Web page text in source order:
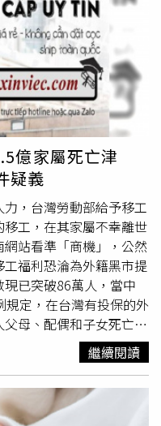
月26日淹水，車輛拋錨
通處表示，7月16日起
機車泡水受損慰助金，
高2萬元、一般機車最高
由各鄉鎮市公所受理收
核銷，目前也正在研擬
速修復車輛，減輕受災
必備文件包含申請人須
影本、合法汽車修理廠
請書含身分證明文件
件或法人登記或統一編
本。交通處提醒，申請
竹縣且申請車輛之泡水
一輛車以申請一次為
位之報廢證明申請，相
處官網公告。災害損失
）社會處提出5項救助
水達50公分以上，以一
元住戶淹水救助金。因
內實際居住人口以5口
因災致重傷，或未致重
之日起15日內（住院期
億家屬死亡津
疑義
，台灣勞動部給予移工
工，在其家屬不幸離世
站看準「商機」，公然
福利恐淪為外籍黑市提
已突破86萬人，當中
定，在台灣有投保的外
母、配偶和子女死亡
的津貼。在2018至
配偶）請領金額合計
年申請勞保家屬死亡給
萬元，平均一件為9.4
命錢」，卻被發展成商
繼續閱讀